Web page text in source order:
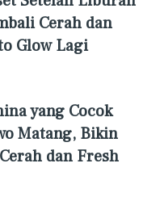
Cerah dan
Glow Lagi
yang Cocok
Matang, Bikin
dan Fresh